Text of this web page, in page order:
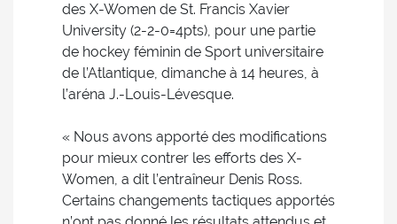
des X-Women de St. Francis Xavier
University (2-2-0=4pts), pour une partie
de hockey féminin de Sport universitaire
de l’Atlantique, dimanche à 14 heures, à
l’aréna J.-Louis-Lévesque.
« Nous avons apporté des modifications
pour mieux contrer les efforts des X-
Women, a dit l’entraîneur Denis Ross.
Certains changements tactiques apportés